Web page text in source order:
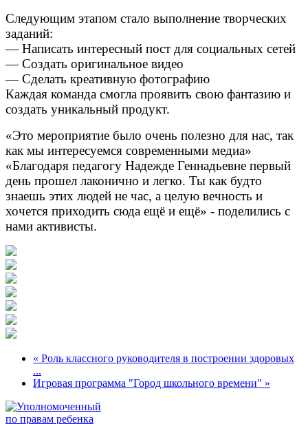
Следующим этапом стало выполнение творческих
заданий:
— Написать интересный пост для социальных сетей
— Создать оригинальное видео
— Сделать креативную фотографию
Каждая команда смогла проявить свою фантазию и
создать уникальный продукт.
«Это мероприятие было очень полезно для нас, так
как мы интересуемся современными медиа»
«Благодаря педагогу Надежде Геннадьевне первый
день прошел лаконично и легко. Ты как будто
знаешь этих людей не час, а целую вечность и
хочется приходить сюда ещё и ещё» - поделились с
нами активисты.
« Роль классного руководителя в построении здоровых
...
Игровая программа "Город школьного времени" »